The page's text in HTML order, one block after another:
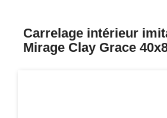
Carrelage intérieur
Mirage Clay Grace